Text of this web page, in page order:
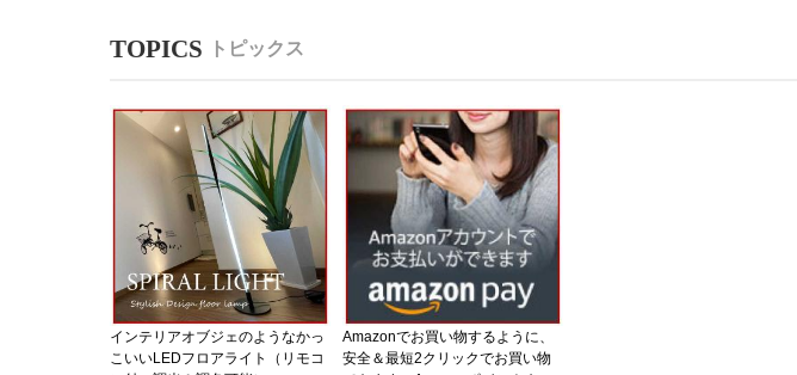
トピックス
インテリアオブジェのようなかっ
こいいLEDフロアライト（リモコ
Amazonでお買い物するように、
安全＆最短2クリックでお買い物